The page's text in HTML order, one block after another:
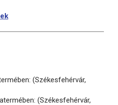
(Székesfehérvár,
(Székesfehérvár,